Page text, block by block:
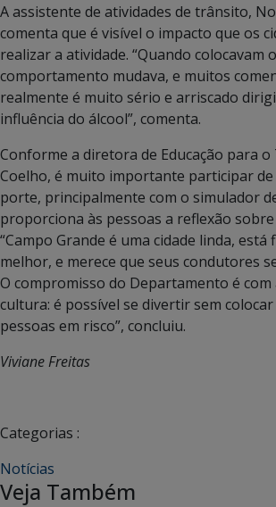
A assistente de atividades de trânsito,
comenta que é visível o impacto que os
realizar a atividade. “Quando colocavam
comportamento mudava, e muitos
realmente é muito sério e arriscado
influência do álcool”, comenta.
Conforme a diretora de Educação para
Coelho, é muito importante participar de
porte, principalmente com o simulador
proporciona às pessoas a reflexão
“Campo Grande é uma cidade linda, está
melhor, e merece que seus condutores
O compromisso do Departamento é com
cultura: é possível se divertir sem colocar
pessoas em risco”, concluiu.
Viviane Freitas
Categorias :
Notícias
Veja Também